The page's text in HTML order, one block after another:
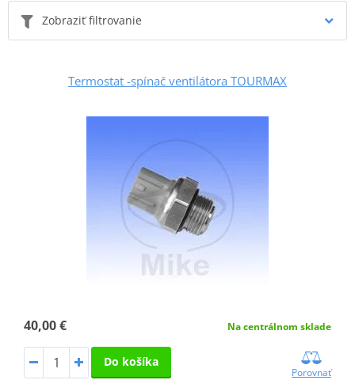
Zobraziť filtrovanie
Termostat -spínač ventilátora TOURMAX
40,00 € Na centrálnom sklade
Do košíka
Porovnať